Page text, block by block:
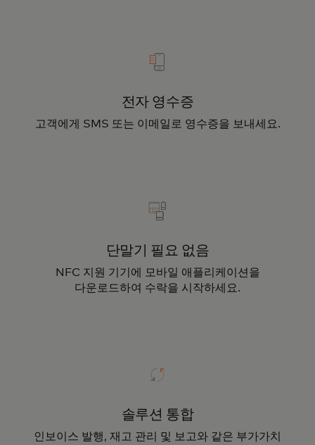
전자 영수증
고객에게 SMS 또는 이메일로 영수증을 보내세요.
단말기 필요 없음
NFC 지원 기기에 모바일 애플리케이션을
다운로드하여 수락을 시작하세요.
솔루션 통합
인보이스 발행, 재고 관리 및 보고와 같은 부가가치